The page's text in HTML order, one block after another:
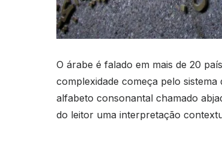
O árabe é falado em mais de 20
complexidade começa pelo
alfabeto consonantal chamado
do leitor uma interpretação